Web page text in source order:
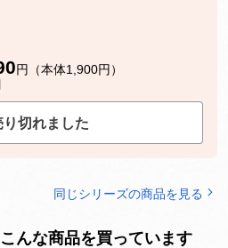
円（本体1,900円）
り切れました
同じシリーズの商品を見る
んな商品を買っています